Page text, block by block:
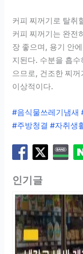
커피 찌꺼기로 탈취
커피 찌꺼기는 완전
장 좋으며, 용기 안
지된다. 수분을 흡
으므로, 건조한 찌
이상적이다.
#음식물쓰레기냄새
#주방청결 #자취생
인기글